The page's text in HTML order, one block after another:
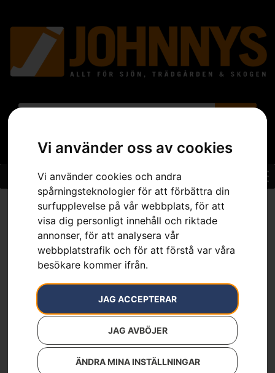
Vi använder oss av cookies
Vi använder cookies och andra
spårningsteknologier för att förbättra din
surfupplevelse på vår webbplats, för att
visa dig personligt innehåll och riktade
annonser, för att analysera vår
webbplatstrafik och för att förstå var våra
besökare kommer ifrån.
JAG ACCEPTERAR
JAG AVBÖJER
ÄNDRA MINA INSTÄLLNINGAR
»Sortiment» Trädgård » Grästrimmer»HUSQVARNA 555RXT